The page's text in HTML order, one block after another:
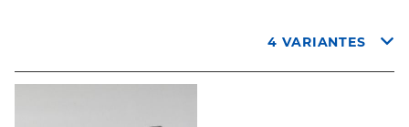
4 VARIANTES